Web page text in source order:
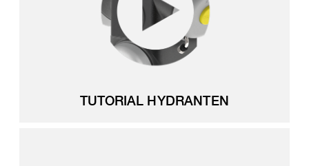
TUTORIAL HYDRANTEN